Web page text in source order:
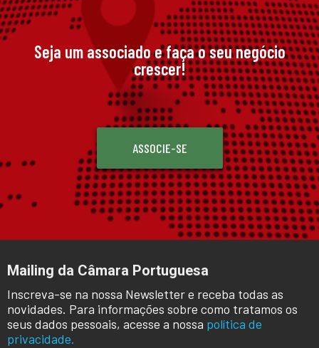
Seja um associado e faça o seu negócio
crescer!
ASSOCIE-SE
Mailing da Câmara Portuguesa
Inscreva-se na nossa Newsletter e receba todas as
novidades. Para informações sobre como tratamos os
seus dados pessoais, acesse a nossa política de
privacidade.